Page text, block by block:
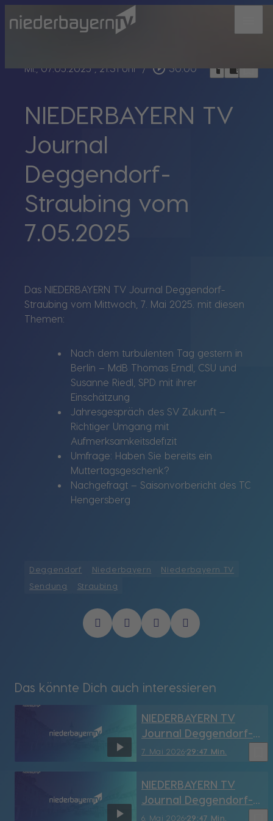
Mi., 07.05.2025, 21:31 Uhr / play_circle_outline 30:00 headphoneschrome_reader_modebookmark_border
NIEDERBAYERN TV
Journal
Deggendorf-
Straubing vom
7.05.2025
Das NIEDERBAYERN TV Journal Deggendorf-
Straubing vom Mittwoch, 7. Mai 2025. mit diesen
Themen:
Nach dem turbulenten Tag gestern in
Berlin – MdB Thomas Erndl, CSU und
Susanne Riedl, SPD mit ihrer
Einschätzung
Jahresgespräch des SV Zukunft –
Richtiger Umgang mit
Aufmerksamkeitsdefizit
Umfrage: Haben Sie bereits ein
Muttertagsgeschenk?
Nachgefragt – Saisonvorbericht des TC
Hengersberg
Deggendorf Niederbayern
Niederbayern TV
Sendung
Straubing
Das könnte Dich auch interessieren
7. Mai 2026 29:47 Min.
NIEDERBAYERN TV
Journal Deggendorf-
Straubing vom
6. Mai 2026 29:47 Min.
NIEDERBAYERN TV
Journal Deggendorf-
Straubing vom